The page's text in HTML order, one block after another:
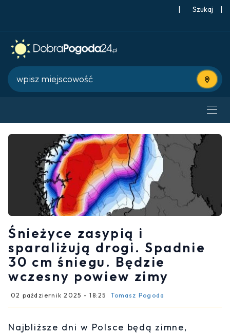
| |
Użyj
Śnieżyce zasypią i
sparaliżują drogi. Spadnie
30 cm śniegu. Będzie
wczesny powiew zimy
02 październik 2025 - 18:25 Tomasz Pogoda
Najbliższe dni w Polsce będą zimne,